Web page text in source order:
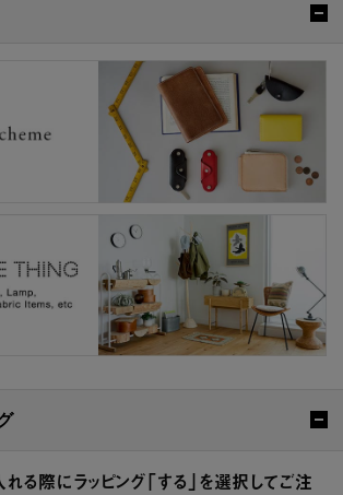
れる際にラッピング「する」を選択してご注